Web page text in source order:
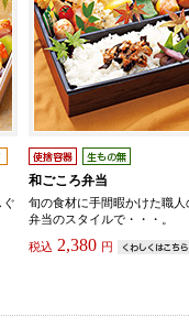
ぐ
和ごころ弁当
旬の食材に手間暇かけた職人
弁当のスタイルで・・・。
税込 2,380 円